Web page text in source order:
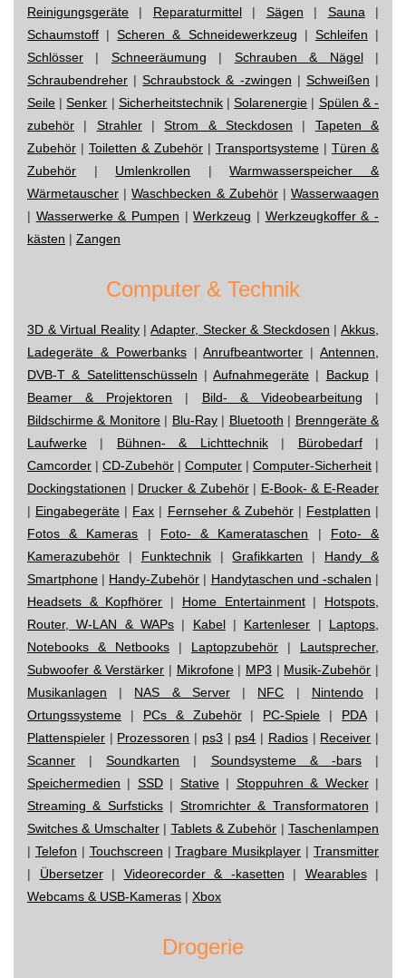
Reinigungsgeräte | Reparaturmittel| Sägen | Sauna |
Schaumstoff |Scheren & Schneidewerkzeug | Schleifen |
Schlösser | Schneeräumung | Schrauben & Nägel|
Schraubendreher |Schraubstock & -zwingen | Schweißen |
Seile |Senker | Sicherheitstechnik|Solarenergie | Spülen & -
zubehör | Strahler|Strom & Steckdosen | Tapeten &
Zubehör | Toiletten & Zubehör | Transportsysteme | Türen &
Zubehör | Umlenkrollen |Warmwasserspeicher &
Wärmetauscher |Waschbecken & Zubehör|Wasserwaagen
| Wasserwerke & Pumpen |Werkzeug | Werkzeugkoffer & -
kästen | Zangen
Computer & Technik
3D & Virtual Reality|Adapter, Stecker & Steckdosen |Akkus,
Ladegeräte & Powerbanks|Anrufbeantworter |Antennen,
DVB-T & Satelittenschüsseln |Aufnahmegeräte | Backup|
Beamer & Projektoren | Bild- & Videobearbeitung |
Bildschirme & Monitore| Blu-Ray| Bluetooth | Brenngeräte &
Laufwerke | Bühnen- & Lichttechnik| Bürobedarf|
Camcorder | CD-Zubehör | Computer | Computer-Sicherheit |
Dockingstationen | Drucker & Zubehör| E-Book- & E-Reader
| Eingabegeräte | Fax | Fernseher & Zubehör| Festplatten |
Fotos & Kameras | Foto- & Kamerataschen | Foto- &
Kamerazubehör | Funktechnik|Grafikkarten | Handy &
Smartphone | Handy-Zubehör | Handytaschen und -schalen |
Headsets & Kopfhörer | Home Entertainment| Hotspots,
Router, W-LAN & WAPs | Kabel| Kartenleser | Laptops,
Notebooks & Netbooks | Laptopzubehör | Lautsprecher,
Subwoofer & Verstärker | Mikrofone| MP3 | Musik-Zubehör |
Musikanlagen | NAS & Server| NFC | Nintendo|
Ortungssysteme | PCs & Zubehör| PC-Spiele | PDA|
Plattenspieler | Prozessoren | ps3 | ps4 | Radios| Receiver |
Scanner |Soundkarten | Soundsysteme & -bars|
Speichermedien | SSD| Stative| Stoppuhren & Wecker|
Streaming & Surfsticks| Stromrichter & Transformatoren |
Switches & Umschalter| Tablets & Zubehör | Taschenlampen
| Telefon | Touchscreen |Tragbare Musikplayer | Transmitter
| Übersetzer| Videorecorder & -kasetten | Wearables|
Webcams & USB-Kameras | Xbox
Drogerie